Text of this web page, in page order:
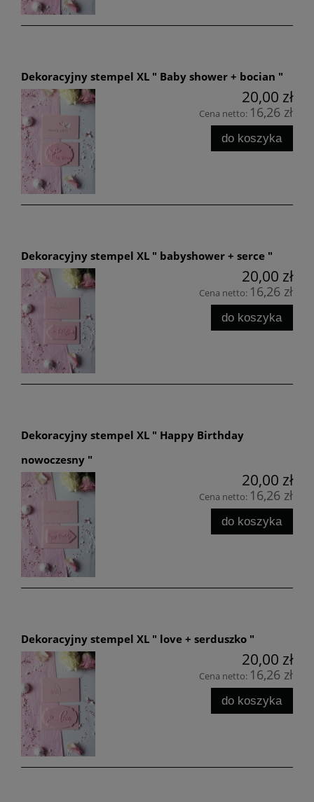
Dekoracyjny stempel XL " Baby shower + bocian "
20,00 zł
Cena netto: 16,26 zł
do koszyka
Dekoracyjny stempel XL " babyshower + serce "
20,00 zł
Cena netto: 16,26 zł
do koszyka
Dekoracyjny stempel XL " Happy Birthday
nowoczesny "
20,00 zł
Cena netto: 16,26 zł
do koszyka
Dekoracyjny stempel XL " love + serduszko "
20,00 zł
Cena netto: 16,26 zł
do koszyka